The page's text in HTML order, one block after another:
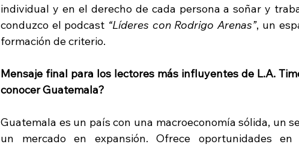
individual y en el derecho de cada persona a soñar y
conduzco el podcast “Líderes con Rodrigo Arenas”, un
formación de criterio.
Mensaje final para los lectores más influyentes de L.A.
conocer Guatemala?
Guatemala es un país con una macroeconomía sólida, un
un mercado en expansión. Ofrece oportunidades en